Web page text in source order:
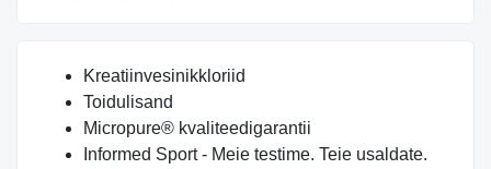
Kreatiinvesinikkloriid
Toidulisand
Micropure® kvaliteedigarantii
Informed Sport - Meie testime. Teie usaldate.